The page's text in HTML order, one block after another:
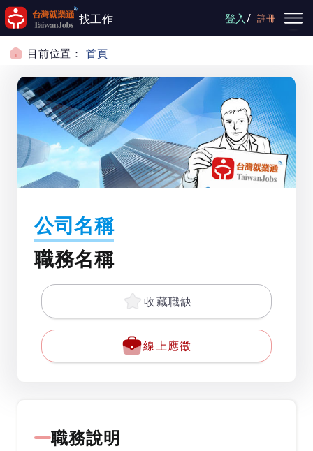
跳到主要內容
找工作 登入/ 註冊
目前位置： 首頁
公司名稱
職務名稱
收藏職缺
線上應徵
職務說明